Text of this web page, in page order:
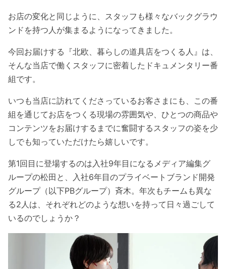
お店の変化と同じように、スタッフも様々なバックグラウ
ンドを持つ人が集まるようになってきました。
今回お届けする『北欧、暮らしの道具店をつくる人』は、
そんな当店で働くスタッフに密着したドキュメンタリー番
組です。
いつも当店に訪れてくださっているお客さまにも、この番
組を通じてお店をつくる現場の雰囲気や、ひとつの商品や
コンテンツをお届けするまでに奮闘するスタッフの姿を少
しでも知っていただけたら嬉しいです。
第1回目に登場するのは入社9年目になるメディア編集グ
ループの松田と、入社6年目のプライベートブランド開発
グループ（以下PBグループ）斉木。年次もチームも異な
る2人は、それぞれどのような想いを持って日々過ごして
いるのでしょうか？